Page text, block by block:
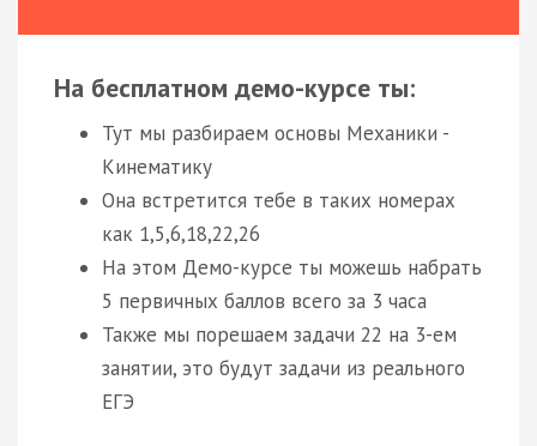
На бесплатном демо-курсе ты:
Тут мы разбираем основы Механики -
Кинематику
Она встретится тебе в таких номерах
как 1,5,6,18,22,26
На этом Демо-курсе ты можешь набрать
5 первичных баллов всего за 3 часа
Также мы порешаем задачи 22 на 3-ем
занятии, это будут задачи из реального
ЕГЭ